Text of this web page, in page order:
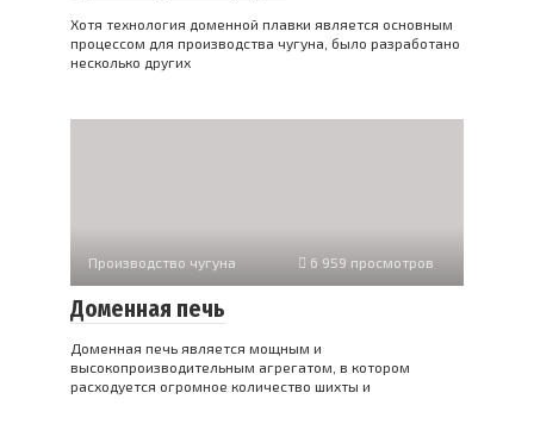
Хотя технология доменной плавки является основным
процессом для производства чугуна, было разработано
несколько других
Производство чугуна 6 959 просмотров
Доменная печь
Доменная печь является мощным и
высокопроизводительным агрегатом, в котором
расходуется огромное количество шихты и